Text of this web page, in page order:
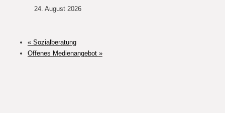
24. August 2026
«Sozialberatung
Offenes Medienangebot »